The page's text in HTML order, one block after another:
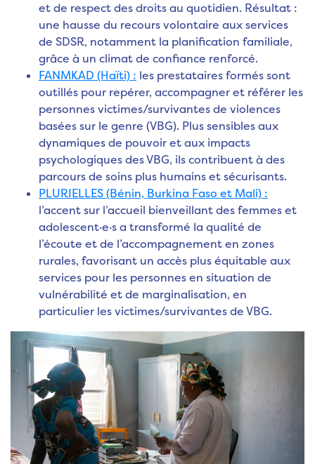
et de respect des droits au quotidien. Résultat :
une hausse du recours volontaire aux services
de SDSR, notamment la planification familiale,
grâce à un climat de confiance renforcé.
FANMKAD (Haïti) : les prestataires formés sont
outillés pour repérer, accompagner et référer les
personnes victimes/survivantes de violences
basées sur le genre (VBG). Plus sensibles aux
dynamiques de pouvoir et aux impacts
psychologiques des VBG, ils contribuent à des
parcours de soins plus humains et sécurisants.
PLURIELLES (Bénin, Burkina Faso et Mali) :
l’accent sur l’accueil bienveillant des femmes et
adolescent·e·s a transformé la qualité de
l’écoute et de l’accompagnement en zones
rurales, favorisant un accès plus équitable aux
services pour les personnes en situation de
vulnérabilité et de marginalisation, en
particulier les victimes/survivantes de VBG.